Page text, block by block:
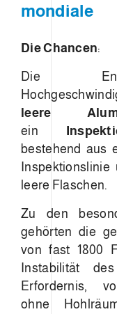
mondiale
Die Chancen:
Die
leere
ein
bestehend aus
leere Flaschen.
Zu den
gehörten die
von fast 1800
Instabilität
Erfordernis,
ohne